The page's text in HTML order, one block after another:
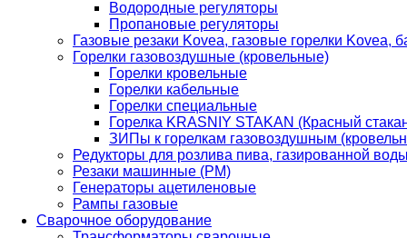
Водородные регуляторы
Пропановые регуляторы
Газовые резаки Kovea, газовые горелки Kovea,
Горелки газовоздушные (кровельные)
Горелки кровельные
Горелки кабельные
Горелки специальные
Горелка KRASNIY STAKAN (Красный
ЗИПы к горелкам газовоздушным
Редукторы для розлива пива, газированной
Резаки машинные (РМ)
Генераторы ацетиленовые
Рампы газовые
Сварочное оборудование